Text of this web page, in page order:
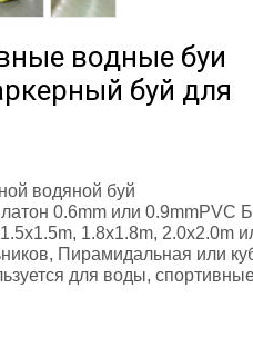
водные буи
буй для
водяной буй
0.6mm или 0.9mmPVC
1.8x1.8m, 2.0x2.0m
Пирамидальная или
для воды,